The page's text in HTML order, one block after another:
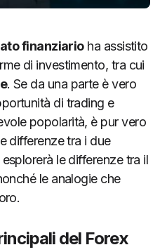
finanziarioha assistito
di investimento, tra cui
. Se da una parte è vero
di trading e
popolarità, è pur vero
differenze tra i due
le differenze tra il
le analogie che
del Forex